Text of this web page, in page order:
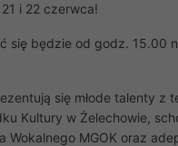
i 22 czerwca!
się będzie od godz. 15.00
się młode talenty z
Kultury w Żelechowie,
MGOK oraz